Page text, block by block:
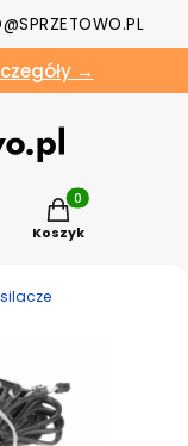
→
Produkty w
Koszyk